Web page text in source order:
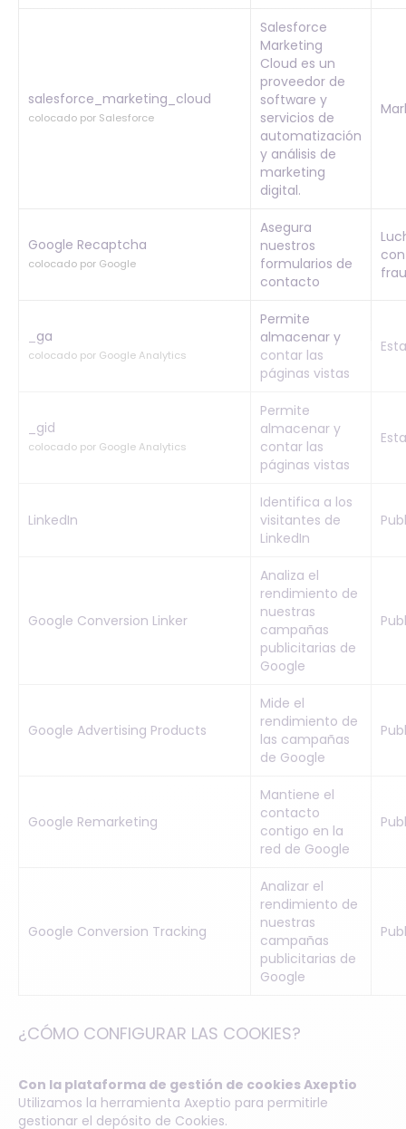
salesforce_marketing_cloud
colocado por Salesforce
Salesforce
Marketing
Cloud es un
proveedor de
software y
servicios de
automatización
y análisis de
marketing
digital.
Google Recaptcha
colocado por Google
Asegura
nuestros
formularios de
contacto
_ga
colocado por Google Analytics
Permite
almacenar y
contar las
páginas vistas
_gid
colocado por Google Analytics
Permite
almacenar y
contar las
páginas vistas
LinkedIn
Identifica a los
visitantes de
LinkedIn
Google Conversion Linker
Analiza el
rendimiento de
nuestras
campañas
publicitarias de
Google
Google Advertising Products
Mide el
rendimiento de
las campañas
de Google
Google Remarketing
Mantiene el
contacto
contigo en la
red de Google
Google Conversion Tracking
Analizar el
rendimiento de
nuestras
campañas
publicitarias de
Google
¿CÓMO CONFIGURAR LAS COOKIES?
Con la plataforma de gestión de cookies Axeptio
Utilizamos la herramienta Axeptio para permitirle
gestionar el depósito de Cookies.